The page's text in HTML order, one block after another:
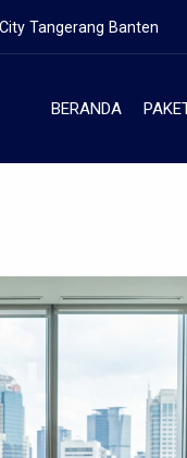
Tangerang Banten
BERANDA